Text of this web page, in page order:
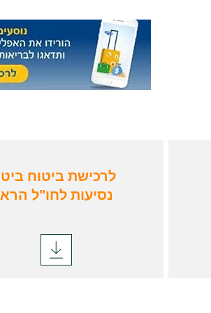
לרכישת ביטוח
נסיעות לחו"ל